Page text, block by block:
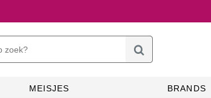
MEISJES BRANDS